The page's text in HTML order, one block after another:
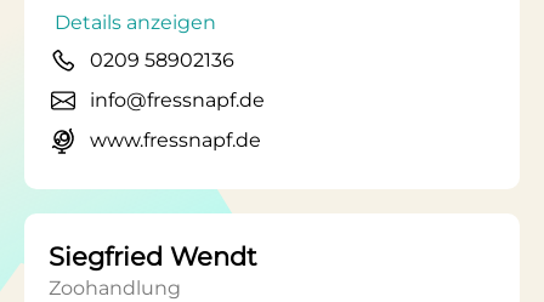
Details anzeigen
0209 58902136
info@fressnapf.de
www.fressnapf.de
Siegfried Wendt
Zoohandlung